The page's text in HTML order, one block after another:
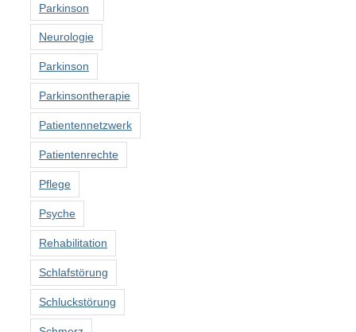
Parkinson
Neurologie
Parkinson
Parkinsontherapie
Patientennetzwerk
Patientenrechte
Pflege
Psyche
Rehabilitation
Schlafstörung
Schluckstörung